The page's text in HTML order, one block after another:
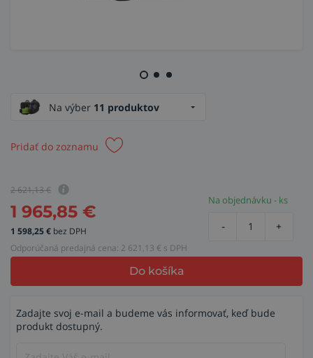
Na výber 11 produktov
Pridať do zoznamu
2 621,13€
1 965,85 €
1 598,25€ bez DPH
Odporúčaná predajná cena: 2 621,13 € s DPH
Na objednávku - ks
- +
Do košíka
Zadajte svoj e-mail a budeme vás informovať, keď bude
produkt dostupný.